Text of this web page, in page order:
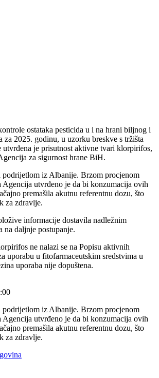
ostataka pesticida u i na hrani biljnog i
2025. godinu, u uzorku breskve s tržišta
utvrđena je prisutnost aktivne tvari klorpirifos,
za sigurnost hrane BiH.
podrijetlom iz Albanije. Brzom procjenom
utvrđeno je da bi konzumacija ovih
premašila akutnu referentnu dozu, što
za zdravlje.
informacije dostavila nadležnim
daljnje postupanje.
ne nalazi se na Popisu aktivnih
uporabu u fitofarmaceutskim sredstvima u
uporaba nije dopuštena.
podrijetlom iz Albanije. Brzom procjenom
utvrđeno je da bi konzumacija ovih
premašila akutnu referentnu dozu, što
za zdravlje.